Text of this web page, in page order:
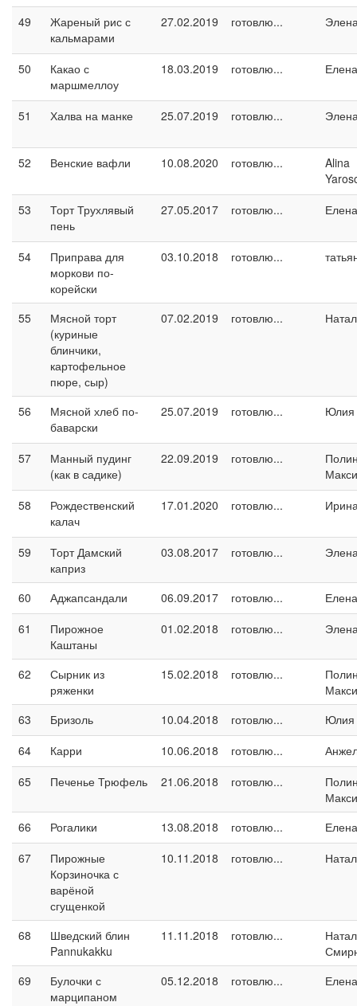
49
Жареный рис с
кальмарами
27.02.2019 готовлю...
50
Какао с
маршмеллоу
18.03.2019 готовлю...
51 Халва на манке 25.07.2019 готовлю...
52 Венские вафли 10.08.2020 готовлю...
Alina
53
Торт Трухлявый
пень
27.05.2017 готовлю...
54
Приправа для
моркови по-
корейски
03.10.2018 готовлю...
55
Мясной торт
(куриные
блинчики,
картофельное
пюре, сыр)
07.02.2019 готовлю...
56
Мясной хлеб по-
баварски
25.07.2019 готовлю... Юлия
57
Манный пудинг
(как в садике)
22.09.2019 готовлю...
58
Рождественский
калач
17.01.2020 готовлю...
59
Торт Дамский
каприз
03.08.2017 готовлю...
60 Аджапсандали 06.09.2017 готовлю...
Елена
61
Пирожное
Каштаны
01.02.2018 готовлю...
62
Сырник из
ряженки
15.02.2018 готовлю...
63
Бризоль 10.04.2018 готовлю...
Юлия
64
Карри 10.06.2018 готовлю...
65
Печенье Трюфель 21.06.2018 готовлю...
66
Рогалики 13.08.2018 готовлю...
67
Пирожные
Корзиночка с
варёной
сгущенкой
10.11.2018 готовлю...
68
Шведский блин
Pannukakku
11.11.2018 готовлю...
69
Булочки с
марципаном
05.12.2018 готовлю...